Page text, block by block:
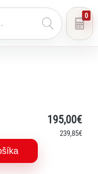
0
195,00€
239,85€